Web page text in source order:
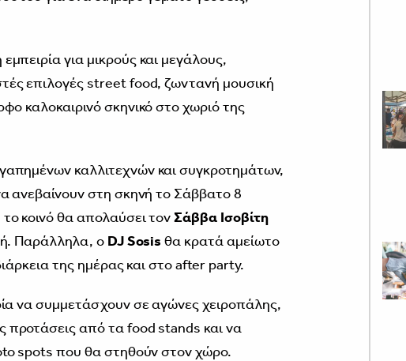
για μικρούς και μεγάλους,
επιλογές street food, ζωντανή μουσική
καλοκαιρινό σκηνικό στο χωριό της
καλλιτεχνών και συγκροτημάτων,
ανεβαίνουν στη σκηνή το Σάββατο 8
κοινό θα απολαύσει τονΣάββα Ισοβίτη
Παράλληλα, ο DJ Sosis θα κρατά αμείωτο
της ημέρας και στο after party.
να συμμετάσχουν σε αγώνες χειροπάλης,
προτάσεις από τα food stands και να
spots που θα στηθούν στον χώρο.